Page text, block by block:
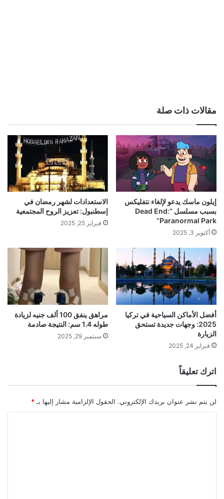
مقالات ذات صلة
إيلون ماسك يدعو لإلغاء نتفليكس
بسبب مسلسل “Dead End:
Paranormal Park”
أكتوبر 3, 2025
الاستعدادات لشهر رمضان في
إسطنبول: تعزيز الروح المجتمعية
فبراير 25, 2025
أفضل الأماكن السياحية في تركيا
2025: وجهات جديدة تستحق
الزيارة
فبراير 24, 2025
مراهق ينفق 100 ألف جنيه لزيادة
طوله 1.4 سم: النتيجة صادمة
سبتمبر 29, 2025
اترك تعليقاً
لن يتم نشر عنوان بريدك الإلكتروني. الحقول الإلزامية مشار إليها بـ *